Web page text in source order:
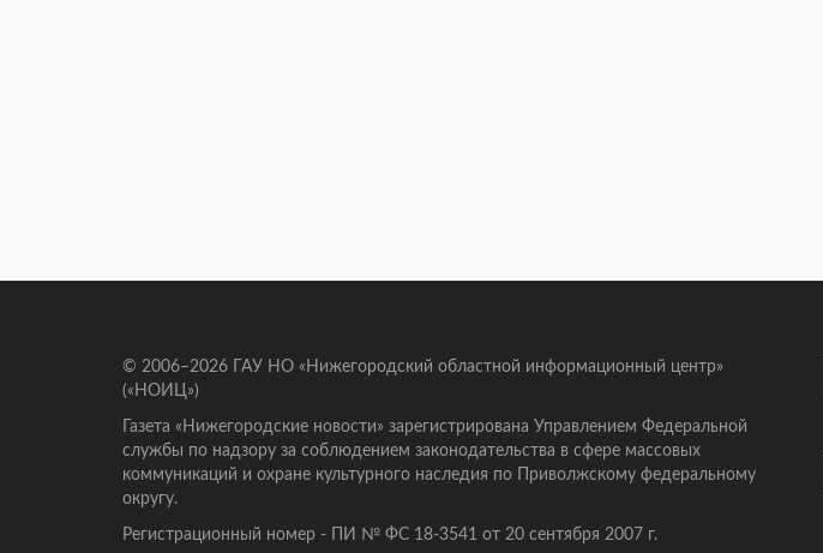
© 2006–2026 ГАУ НО «Нижегородский областной информационный центр»
(«НОИЦ»)
Газета «Нижегородские новости» зарегистрирована Управлением Федеральной
службы по надзору за соблюдением законодательства в сфере массовых
коммуникаций и охране культурного наследия по Приволжскому федеральному
округу.
Регистрационный номер - ПИ № ФС 18-3541 от 20 сентября 2007 г.